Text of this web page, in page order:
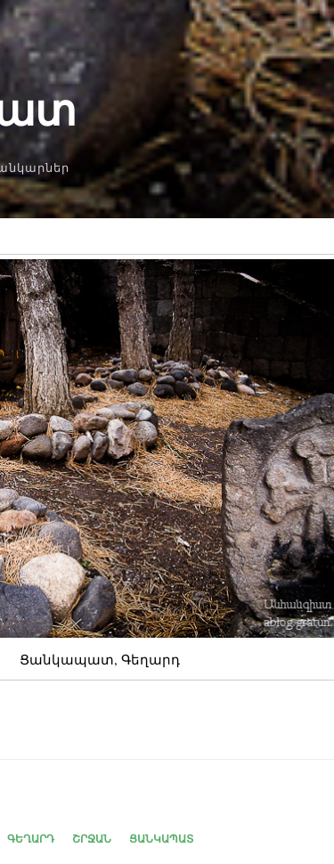
Ցանկապատ, Գեղարդ
ԳԵՂԱՐԴ ՇՐՋԱՆ ՑԱՆԿԱՊԱՏ